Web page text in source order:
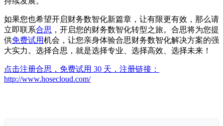
如果您也希望开启财务数智化新篇章，让有限更有效，那么请
立即联系合思 ，开启您的财务数智化转型之旅。合思将为您提
供免费试用机会，让您亲身体验合思财务数智化解决方案的强
大实力。选择合思，就是选择专业、选择高效、选择未来！
点击注册合思，免费试用 30 天，注册链接：
http://www.hosecloud.com/